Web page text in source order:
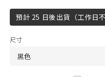
預計 25 日後出貨（工作日不
尺寸